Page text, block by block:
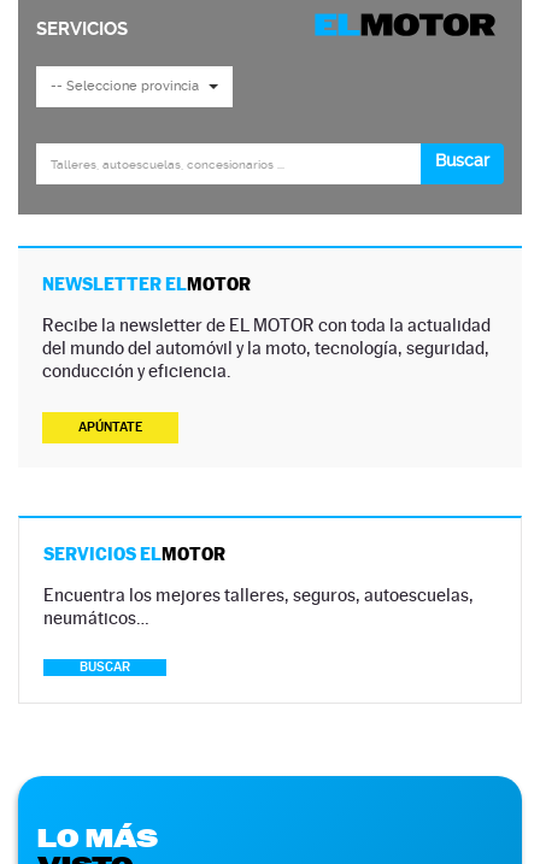
NEWSLETTER ELMOTOR
Recibe la newsletter de EL MOTOR con toda la actualidad
del mundo del automóvil y la moto, tecnología, seguridad,
conducción y eficiencia.
APÚNTATE
SERVICIOS ELMOTOR
Encuentra los mejores talleres, seguros, autoescuelas,
neumáticos…
BUSCAR
LO MÁS